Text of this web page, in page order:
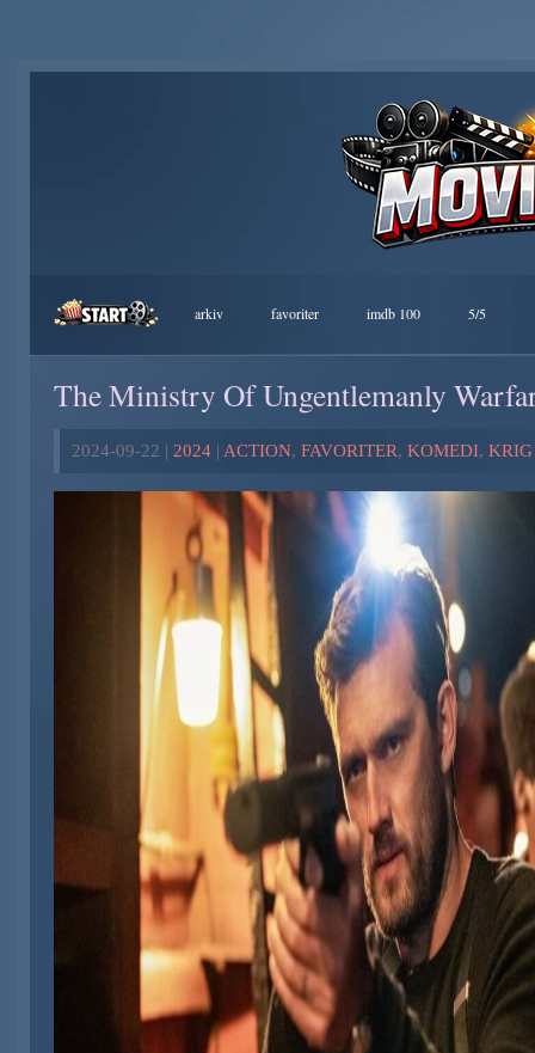
arkiv favoriter imdb 100 5/5
The Ministry Of Ungentlemanly
2024-09-22 | 2024 | ACTION, FAVORITER, KOMEDI, KRIG